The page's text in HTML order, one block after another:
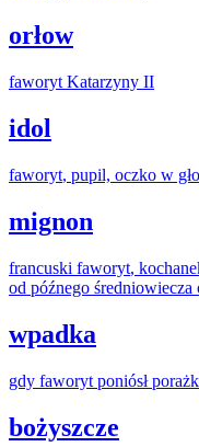
orłow
faworyt Katarzyny II
idol
faworyt, pupil, oczko w
mignon
francuski faworyt,
od późnego
wpadka
gdy faworyt poniósł
bożyszcze